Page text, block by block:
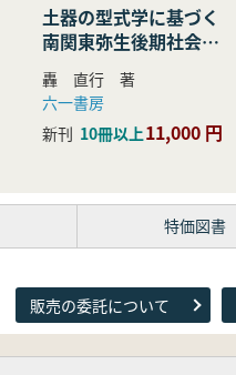
土器の型式学に基づく
南関東弥生後期社会の
研究
轟 直行 著
六一書房
新刊 10冊以上11,000 円
特価図書
販売の委託について